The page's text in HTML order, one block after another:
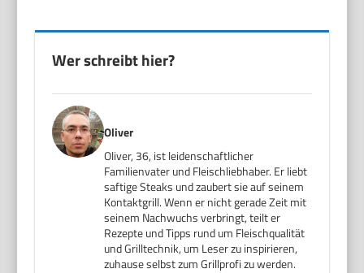
Wer schreibt hier?
Oliver
Oliver, 36, ist leidenschaftlicher
Familienvater und Fleischliebhaber. Er liebt
saftige Steaks und zaubert sie auf seinem
Kontaktgrill. Wenn er nicht gerade Zeit mit
seinem Nachwuchs verbringt, teilt er
Rezepte und Tipps rund um Fleischqualität
und Grilltechnik, um Leser zu inspirieren,
zuhause selbst zum Grillprofi zu werden.